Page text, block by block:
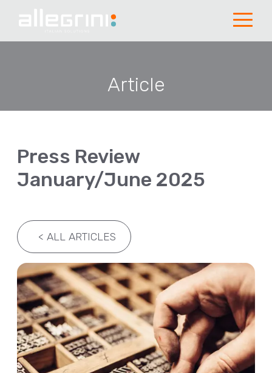
Article
Press Review
January/June 2025
< ALL ARTICLES